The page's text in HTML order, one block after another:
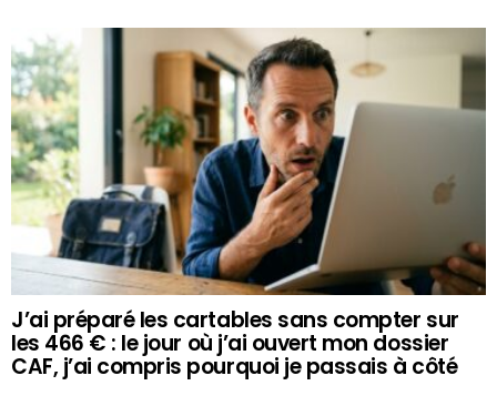
J’ai préparé les cartables sans compter sur
les 466 € : le jour où j’ai ouvert mon dossier
CAF, j’ai compris pourquoi je passais à côté